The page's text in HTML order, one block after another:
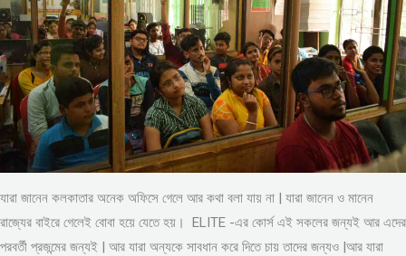
যারা জানেন কলকাতার অনেক অফিসে গেলে আর কথা বলা যায় না | যারা জানেন ও মানেন
রাজ্যের বাইরে গেলেই বোবা হয়ে যেতে হয়। ELITE -এর কোর্স এই সকলের জন্যই আর এদের
পরবর্তী প্রজন্মের জন্যই | আর যারা অন্যকে সাবধান করে দিতে চায় তাদের জন্যও |আর যারা